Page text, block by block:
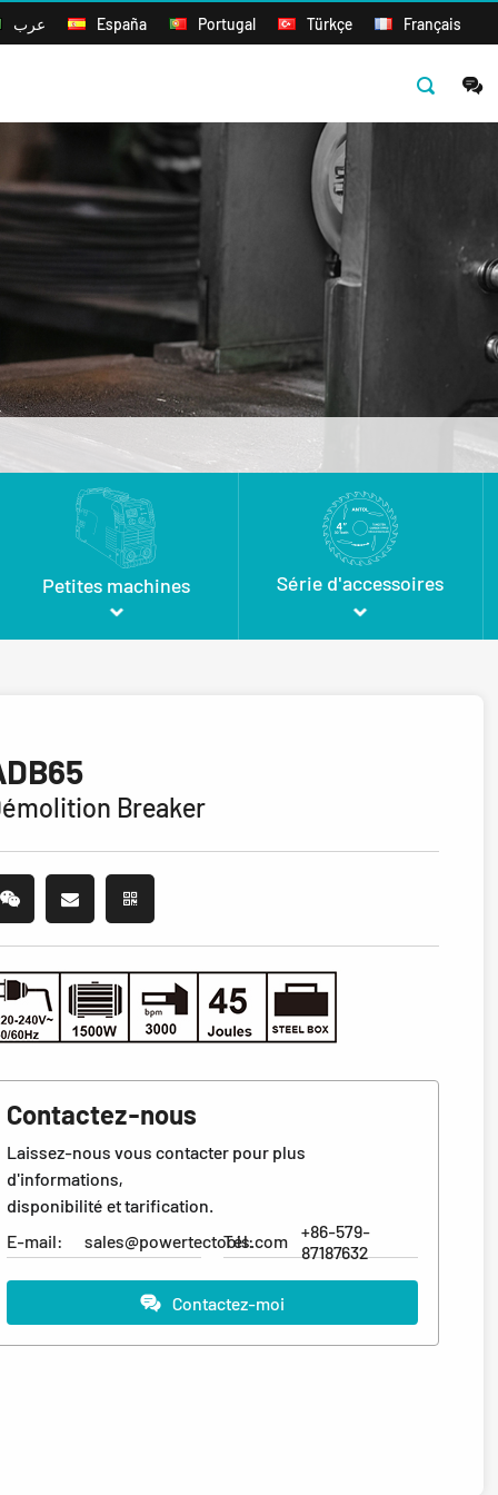
عرب España Portugal Türkçe Français
Petites machines Série d'accessoires
Breaker
Contactez-nous
Laissez-nous vous contacter pour plus
d'informations,
disponibilité et tarification.
E-mail:
sales@powertectools.com
Tél:
+86-579-
87187632
Contactez-moi